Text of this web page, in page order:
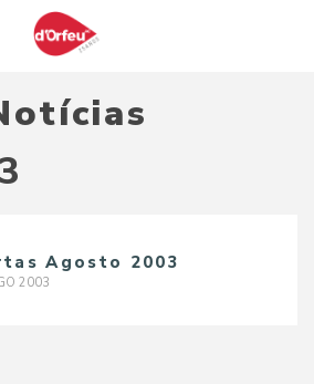
Agosto 2003
2003